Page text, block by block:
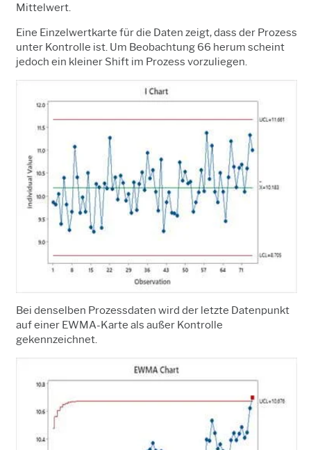
Mittelwert.
Eine Einzelwertkarte für die Daten zeigt, dass der Prozess
unter Kontrolle ist. Um Beobachtung 66 herum scheint
jedoch ein kleiner Shift im Prozess vorzuliegen.
Bei denselben Prozessdaten wird der letzte Datenpunkt
auf einer EWMA-Karte als außer Kontrolle
gekennzeichnet.